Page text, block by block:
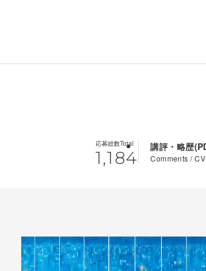
応募総数Total
1,184
講評・略歴
Comments / CV